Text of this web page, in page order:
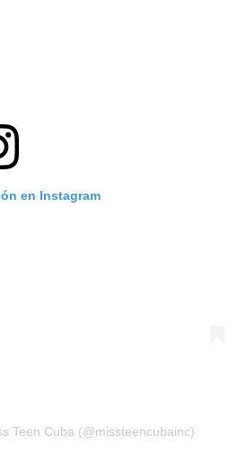
en Instagram
Teen Cuba (@missteencubainc)